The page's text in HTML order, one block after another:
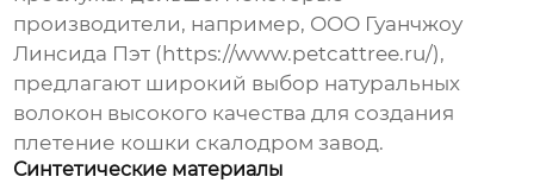
производители, например, ООО Гуанчжоу
Линсида Пэт ( https://www.petcattree.ru/),
предлагают широкий выбор натуральных
волокон высокого качества для создания
плетение кошки скалодром завод.
Синтетические материалы